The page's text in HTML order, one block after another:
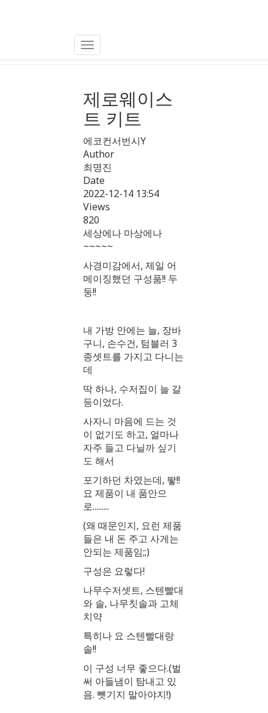
Toggle
제로웨이스
트 키트
에코컨서번시Y
Author
최명진
Date
2022-12-14 13:54
Views
820
세상에나 마상에나
~~~~~
사경미감에서, 제일 어
메이징했던 구성품!! 두
둥!!
내 가방 안에는 늘, 장바
구니, 손수건, 텀블러 3
종셋트를 가지고 다니는
데
딱 하나, 수저집이 늘 갈
등이었다.
사자니 마음에 드는 것
이 없기도 하고, 얼마나
자주 들고 다닐까 싶기
도 해서
포기하던 차였는데, 뙇!!
요 제품이 내 품안으
로.........
(왜 때문인지, 요런 제품
들은 내 돈 주고 사게는
안되는 제품임;;)
구성은 요렇다!
나무수저셋트, 스텐빨대
와 솔, 나무칫솔과 고체
치약
특히나 요 스텐빨대랑
솔!!
이 구성 너무 좋으다.(벌
써 아들냄이 탐내고 있
음. 뺏기지 말아야지!)